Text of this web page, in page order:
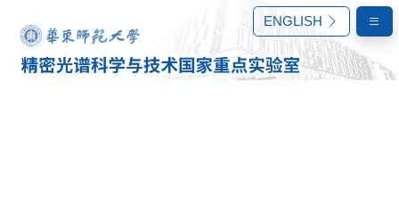
ENGLISH